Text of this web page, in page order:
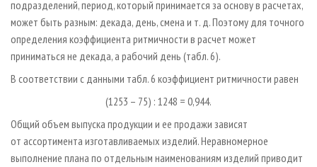
подразделений, период, который принимается за основу в расчетах,
может быть разным: декада, день, смена и т. д. Поэтому для точного
определения коэффициента ритмичности в расчет может
приниматься не декада, а рабочий день (табл. 6).
В соответствии с данными табл. 6 коэффициент ритмичности равен
(1253 – 75) : 1248 = 0,944.
Общий объем выпуска продукции и ее продажи зависят
от ассортимента изготавливаемых изделий. Неравномерное
выполнение плана по отдельным наименованиям изделий приводит